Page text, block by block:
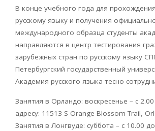
В конце учебного года для
русскому языку и получения
международного образца студенты
направляются в центр тестирования
зарубежных стран по русскому языку
Петербургский государственный
Академия русского языка тесно
Занятия в Орландо: воскресенье – с
адресу: 11513 S Orange Blossom Trail,
Занятия в Лонгвуде: суббота – с 10.00